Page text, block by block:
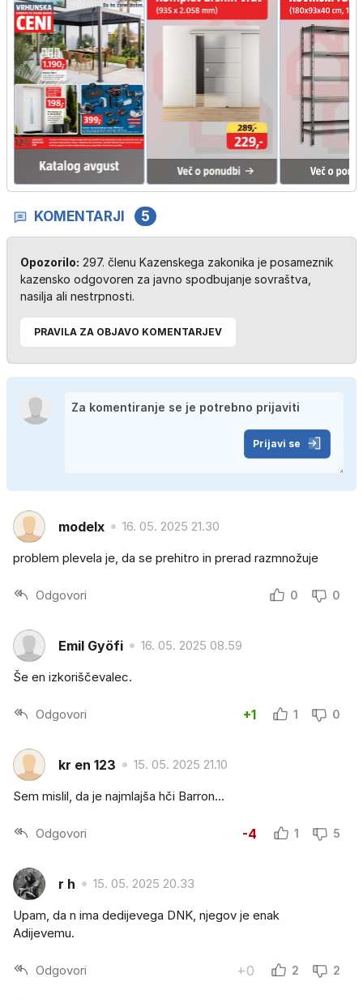
KOMENTARJI 5
Opozorilo: 297. členu Kazenskega zakonika je posameznik
kazensko odgovoren za javno spodbujanje sovraštva,
nasilja ali nestrpnosti.
PRAVILA ZA OBJAVO KOMENTARJEV
Prijavi se
modelx 16. 05. 2025 21.30
problem plevela je, da se prehitro in prerad razmnožuje
Odgovori 0 0
Emil Gyöfi 16. 05. 2025 08.59
Še en izkoriščevalec.
Odgovori +1 1 0
kr en 123 15. 05. 2025 21.10
Sem mislil, da je najmlajša hči Barron...
Odgovori -4 1 5
r h 15. 05. 2025 20.33
Upam, da n ima dedijevega DNK, njegov je enak
Adijevemu.
Odgovori +0 2 2